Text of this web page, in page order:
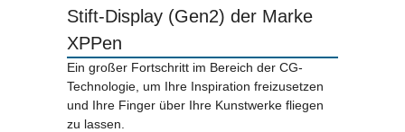
Stift-Display (Gen2) der Marke
XPPen
Ein großer Fortschritt im Bereich der CG-
Technologie, um Ihre Inspiration freizusetzen
und Ihre Finger über Ihre Kunstwerke fliegen
zu lassen.